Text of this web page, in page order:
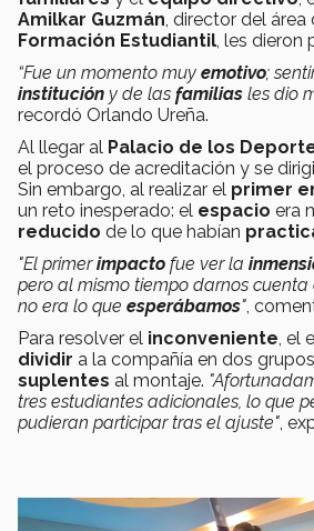
Amilkar Guzmán, director del área
Formación Estudiantil, les dieron
“Fue un momento muy emotivo;
institución y de las familias les dio
recordó Orlando Ureña.
Al llegar al Palacio de los
el proceso de acreditación y se
Sin embargo, al realizar el primer
un reto inesperado: el espacio era
reducido de lo que habían
"El primerimpacto fue ver la
pero al mismo tiempo darnos cuenta
no era lo que esperábamos",
Para resolver el inconveniente, el
dividir a la compañía en dos
suplentes al montaje.
tres estudiantes adicionales, lo que
pudieran participar tras el ajuste",